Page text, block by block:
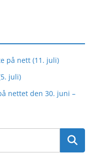
på nett (11. juli)
juli)
nettet den 30. juni –